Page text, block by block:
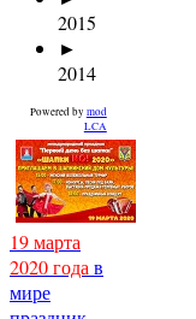
2015
►
2014
Powered by mod
LCA
19 марта
2020 годав
мире